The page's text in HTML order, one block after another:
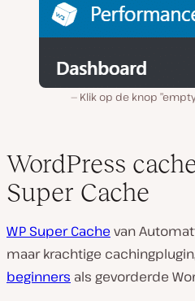
Klik op de knop
WordPress
Super Cache
WP Super Cache van
maar krachtige
beginners als gevorderde